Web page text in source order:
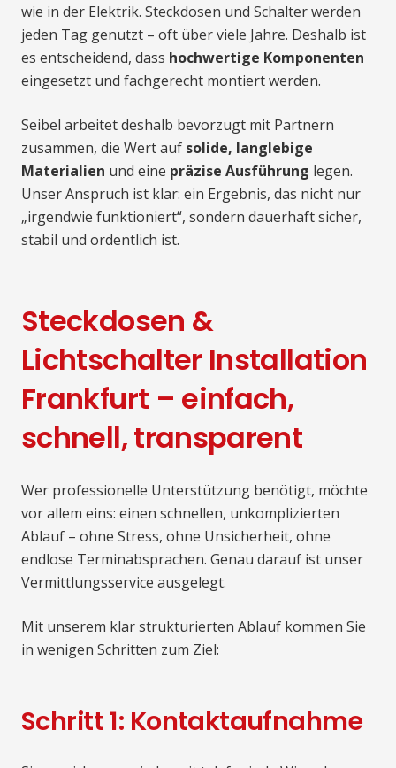
wie in der Elektrik. Steckdosen und Schalter werden
jeden Tag genutzt – oft über viele Jahre. Deshalb ist
es entscheidend, dass hochwertige Komponenten
eingesetzt und fachgerecht montiert werden.
Seibel arbeitet deshalb bevorzugt mit Partnern
zusammen, die Wert auf solide, langlebige
Materialien und eine präzise Ausführung legen.
Unser Anspruch ist klar: ein Ergebnis, das nicht nur
„irgendwie funktioniert“, sondern dauerhaft sicher,
stabil und ordentlich ist.
Steckdosen &
Lichtschalter Installation
Frankfurt – einfach,
schnell, transparent
Wer professionelle Unterstützung benötigt, möchte
vor allem eins: einen schnellen, unkomplizierten
Ablauf – ohne Stress, ohne Unsicherheit, ohne
endlose Terminabsprachen. Genau darauf ist unser
Vermittlungsservice ausgelegt.
Mit unserem klar strukturierten Ablauf kommen Sie
in wenigen Schritten zum Ziel:
Schritt 1: Kontaktaufnahme